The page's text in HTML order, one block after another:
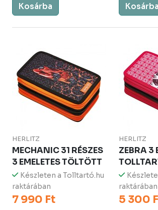
Kosárba Kosárba
HERLITZ
MECHANIC 31 RÉSZES
3 EMELETES TÖLTÖTT
Készleten a Tolltartó.hu
raktárában
7 990 Ft
HERLITZ
ZEBRA 3
raktárában
5 300